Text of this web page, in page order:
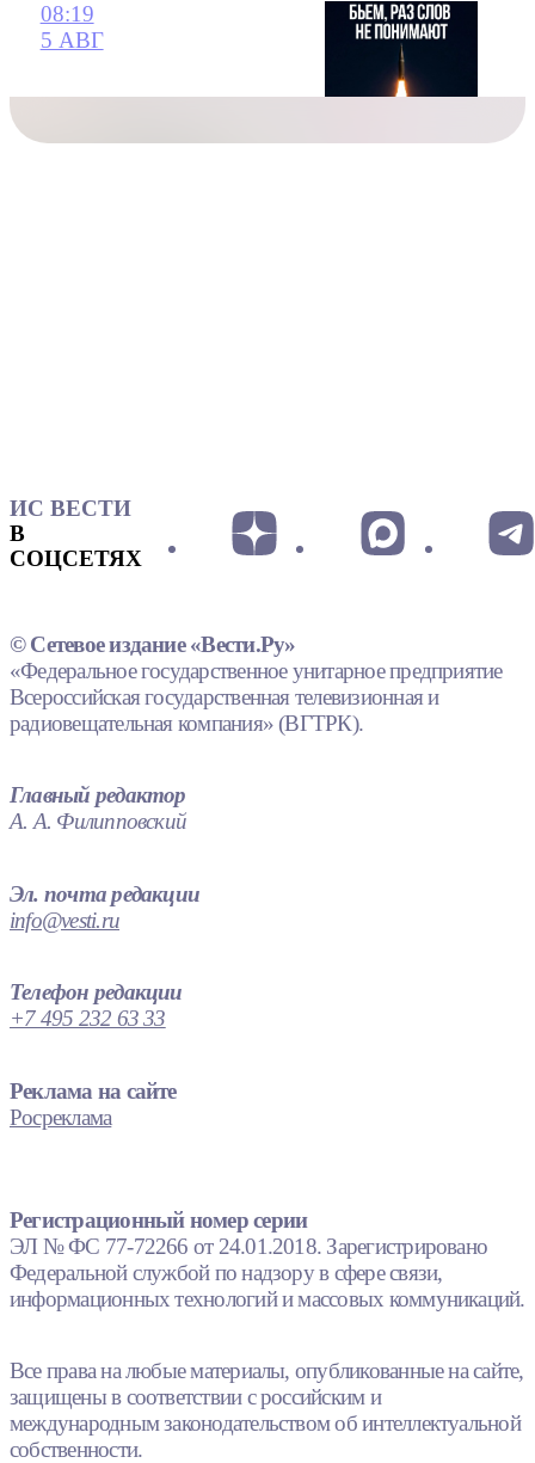
08:19
5 АВГ
ИС ВЕСТИ
В
СОЦСЕТЯХ
© Сетевое издание «Вести.Ру»
«Федеральное государственное унитарное предприятие
Всероссийская государственная телевизионная и
радиовещательная компания» (ВГТРК).
Главный редактор
А. А. Филипповский
Эл. почта редакции
info@vesti.ru
Телефон редакции
+7 495 232 63 33
Реклама на сайте
Росреклама
Регистрационный номер серии
ЭЛ № ФС 77-72266 от 24.01.2018. Зарегистрировано
Федеральной службой по надзору в сфере связи,
информационных технологий и массовых коммуникаций.
Все права на любые материалы, опубликованные на сайте,
защищены в соответствии с российским и
международным законодательством об интеллектуальной
собственности.